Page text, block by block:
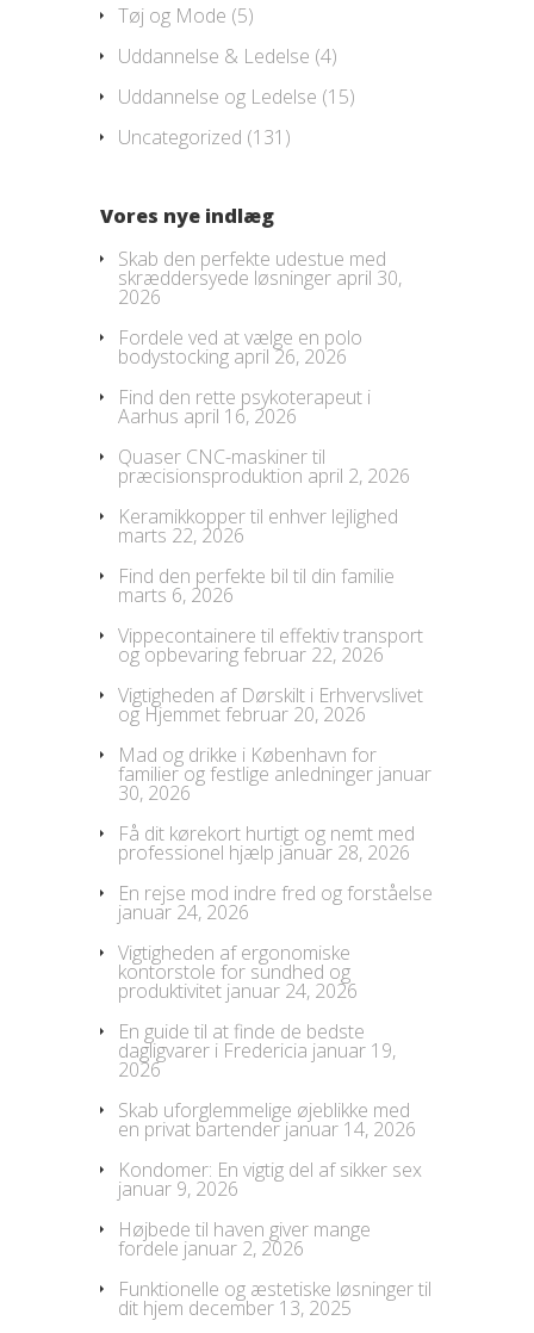
Tøj og Mode (5)
Uddannelse & Ledelse (4)
Uddannelse og Ledelse (15)
Uncategorized (131)
Vores nye indlæg
Skab den perfekte udestue med
skræddersyede løsninger april 30,
2026
Fordele ved at vælge en polo
bodystocking april 26, 2026
Find den rette psykoterapeut i
Aarhus april 16, 2026
Quaser CNC-maskiner til
præcisionsproduktion april 2, 2026
Keramikkopper til enhver lejlighed
marts 22, 2026
Find den perfekte bil til din familie
marts 6, 2026
Vippecontainere til effektiv transport
og opbevaringfebruar 22, 2026
Vigtigheden af Dørskilt i Erhvervslivet
og Hjemmetfebruar 20, 2026
Mad og drikke i København for
familier og festlige anledninger januar
30, 2026
Få dit kørekort hurtigt og nemt med
professionel hjælp januar 28, 2026
En rejse mod indre fred og forståelse
januar 24, 2026
Vigtigheden af ergonomiske
kontorstole for sundhed og
produktivitet januar 24, 2026
En guide til at finde de bedste
dagligvarer i Fredericia januar 19,
2026
Skab uforglemmelige øjeblikke med
en privat bartender januar 14, 2026
Kondomer: En vigtig del af sikker sex
januar 9, 2026
Højbede til haven giver mange
fordele januar 2, 2026
Funktionelle og æstetiske løsninger til
dit hjem december 13, 2025